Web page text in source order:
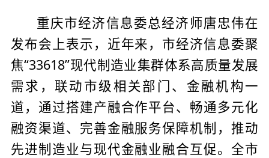
重庆市经济信息委总经济师唐忠伟在
发布会上表示，近年来，市经济信息委聚
焦“33618”现代制造业集群体系高质量发展
需求，联动市级相关部门、金融机构一
道，通过搭建产融合作平台、畅通多元化
融资渠道、完善金融服务保障机制，推动
先进制造业与现代金融业融合互促。全市